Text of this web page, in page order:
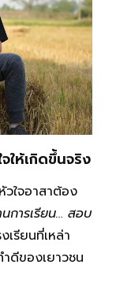
ให้เกิดขึ้นจริง
ใจอาสาต้อง
การเรียน… สอบ
เรียนที่เหล่า
ดีของเยาวชน